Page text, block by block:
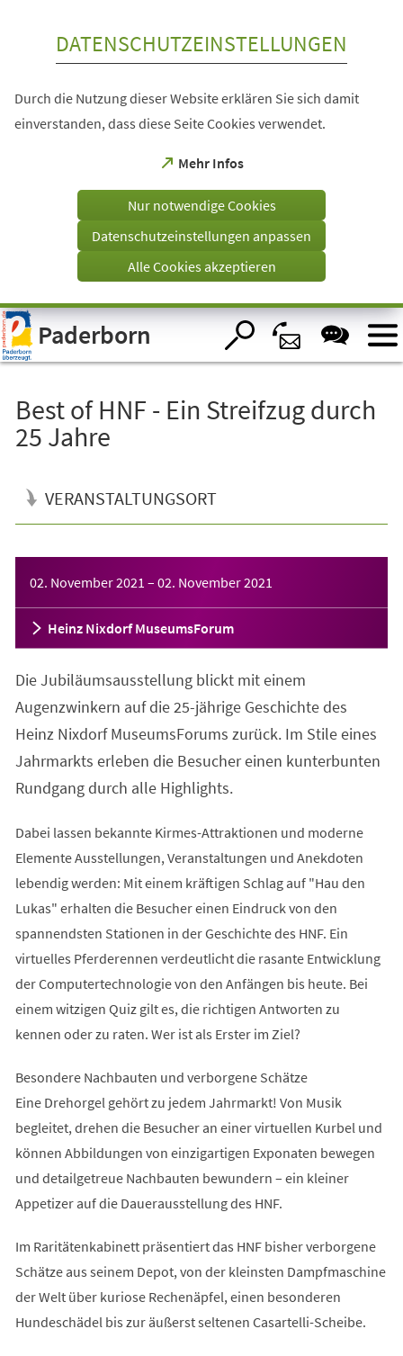
Visuelle
Assistenzsoftware
öffnen.
DATENSCHUTZEINSTELLUNGEN
Durch die Nutzung dieser Website erklären Sie sich damit
einverstanden, dass diese Seite Cookies verwendet.
Mehr Infos
(Öffnet
einem
Tab)
Nur notwendige Cookies
Datenschutzeinstellungen anpassen
Alle Cookies akzeptieren
Paderborn
Best of HNF - Ein Streifzug durch
25 Jahre
VERANSTALTUNGSORT
02. November 2021 – 02. November 2021
Heinz Nixdorf MuseumsForum
Die Jubiläumsausstellung blickt mit einem
Augenzwinkern auf die 25-jährige Geschichte des
Heinz Nixdorf MuseumsForums zurück. Im Stile eines
Jahrmarkts erleben die Besucher einen kunterbunten
Rundgang durch alle Highlights.
Dabei lassen bekannte Kirmes-Attraktionen und moderne
Elemente Ausstellungen, Veranstaltungen und Anekdoten
lebendig werden: Mit einem kräftigen Schlag auf "Hau den
Lukas" erhalten die Besucher einen Eindruck von den
spannendsten Stationen in der Geschichte des HNF. Ein
virtuelles Pferderennen verdeutlicht die rasante Entwicklung
der Computertechnologie von den Anfängen bis heute. Bei
einem witzigen Quiz gilt es, die richtigen Antworten zu
kennen oder zu raten. Wer ist als Erster im Ziel?
Besondere Nachbauten und verborgene Schätze
Eine Drehorgel gehört zu jedem Jahrmarkt! Von Musik
begleitet, drehen die Besucher an einer virtuellen Kurbel und
können Abbildungen von einzigartigen Exponaten bewegen
und detailgetreue Nachbauten bewundern – ein kleiner
Appetizer auf die Dauerausstellung des HNF.
Im Raritätenkabinett präsentiert das HNF bisher verborgene
Schätze aus seinem Depot, von der kleinsten Dampfmaschine
der Welt über kuriose Rechenäpfel, einen besonderen
Hundeschädel bis zur äußerst seltenen Casartelli-Scheibe.